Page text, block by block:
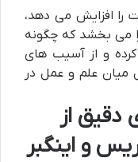
را افزایش می دهد،
می بخشد که چگونه
و از آسیب های
میان علم و عمل در
دقیق از
و اینگبر